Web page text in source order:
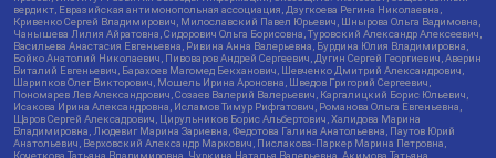
вердикт, Евразийская антимонопольная ассоциация, Дзугкоева Регина Николаевна,
Кривенко Сергей Владимирович, Милославский Павел Юрьевич, Шнырова Ольга Вадимовна,
Чанышева Лилия Айратовна, Сидорович Ольга Борисовна, Туровский Александр Алексеевич,
Васильева Анастасия Евгеньевна, Ривина Анна Валерьевна, Бурдина Юлия Владимировна,
Бойко Анатолий Николаевич, Пивоваров Андрей Сергеевич, Дугин Сергей Георгиевич, Аверин
Виталий Евгеньевич, Барахоев Магомед Бекханович, Шевченко Дмитрий Александрович,
Шарипков Олег Викторович, Мошель Ирина Ароновна, Шведов Григорий Сергеевич,
Пономарев Лев Александрович, Созаев Валерий Валерьевич, Каргалицкий Борис Юльевич,
Исакова Ирина Александровна, Исламов Тимур Рифгатович, Романова Ольга Евгеньевна,
Щаров Сергей Алексадрович, Цирульников Борис Альбертович, Халидова Марина
Владимировна, Людевиг Марина Зариевна, Федотова Галина Анатольевна, Паутов Юрий
Анатольевич, Верховский Александр Маркович, Пислакова-Паркер Марина Петровна,
Кочеткова Татьяна Владимировна, Чуркина Наталья Валерьевна, Акимова Татьяна